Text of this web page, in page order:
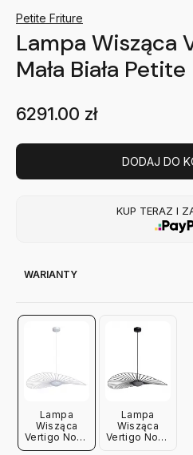
Petite Friture
Lampa Wisząca
Mała Biała
6291.00 zł
DODAJ DO
KUP TERAZ I
WARIANTY
Lampa
Wisząca
Vertigo Nova
Mała Biała
Lampa
Wisząca
Vertigo Nova